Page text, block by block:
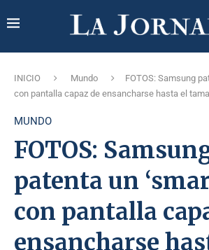
INICIO Mundo
FOTOS: Samsung
con pantalla capaz de ensancharse hasta el
MUNDO
FOTOS:
patenta un
con pantalla
ensancharse